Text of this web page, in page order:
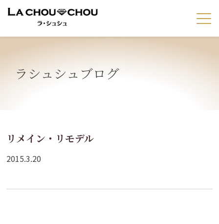
ラシュシュブログ
リメイン・リモデル
2015.3.20